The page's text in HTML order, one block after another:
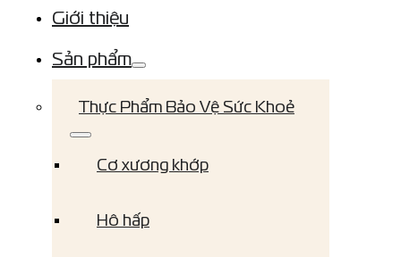
Giới thiệu
Sản phẩm
Thực Phẩm Bảo Vệ Sức Khoẻ
Cơ xương khớp
Hô hấp